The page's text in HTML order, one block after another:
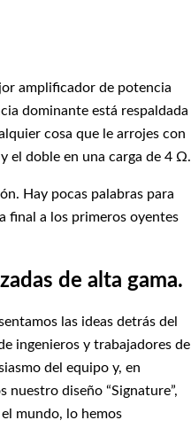
amplificador de potencia
dominante está respaldada
cosa que le arrojes con
el doble en una carga de 4 Ω.
Hay pocas palabras para
final a los primeros oyentes
de alta gama.
las ideas detrás del
ingenieros y trabajadores de
del equipo y, en
nuestro diseño “Signature”,
mundo, lo hemos